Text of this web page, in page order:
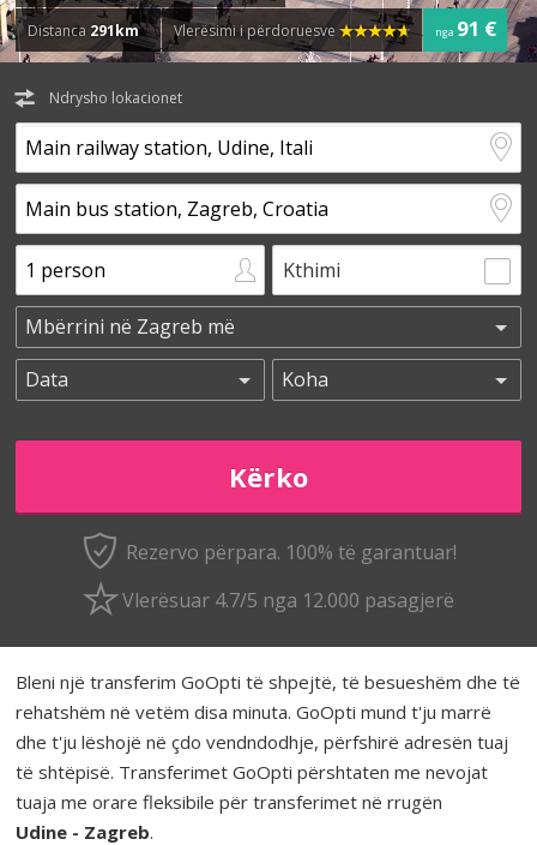
Distanca 291km Vlerësimi i përdoruesve nga 91 €
Ndrysho lokacionet
Kthimi
Rezervo përpara. 100% të garantuar!
Vlerësuar 4.7/5 nga 12.000 pasagjerë
Bleni një transferim GoOpti të shpejtë, të besueshëm dhe të
rehatshëm në vetëm disa minuta. GoOpti mund t'ju marrë
dhe t'ju lëshojë në çdo vendndodhje, përfshirë adresën tuaj
të shtëpisë. Transferimet GoOpti përshtaten me nevojat
tuaja me orare fleksibile për transferimet në rrugën
Udine - Zagreb.